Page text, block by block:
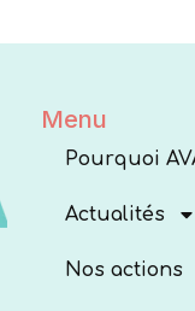
Menu
Pourquoi
Actualités
Nos actions